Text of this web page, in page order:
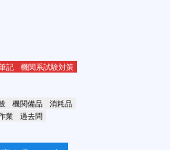
記 機関系試験対策
機関備品
消耗品
業 過去問